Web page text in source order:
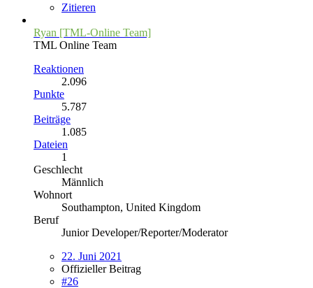
Zitieren
Ryan [TML-Online Team]
TML Online Team
Reaktionen
2.096
Punkte
5.787
Beiträge
1.085
Dateien
1
Geschlecht
Männlich
Wohnort
Southampton, United Kingdom
Beruf
Junior Developer/Reporter/Moderator
22. Juni 2021
Offizieller Beitrag
#26